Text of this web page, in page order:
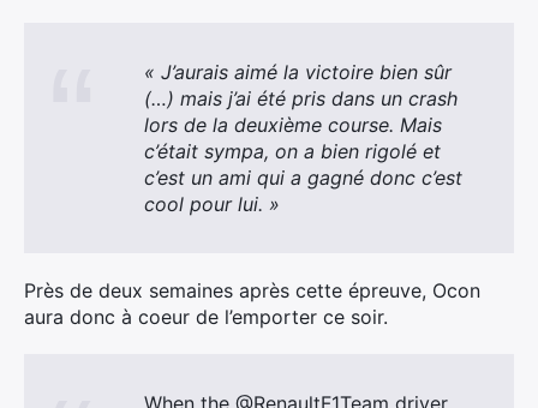
« J’aurais aimé la victoire bien sûr
(…) mais j’ai été pris dans un crash
lors de la deuxième course. Mais
c’était sympa, on a bien rigolé et
c’est un ami qui a gagné donc c’est
cool pour lui. »
Près de deux semaines après cette épreuve, Ocon
aura donc à coeur de l’emporter ce soir.
When the @RenaultF1Team driver